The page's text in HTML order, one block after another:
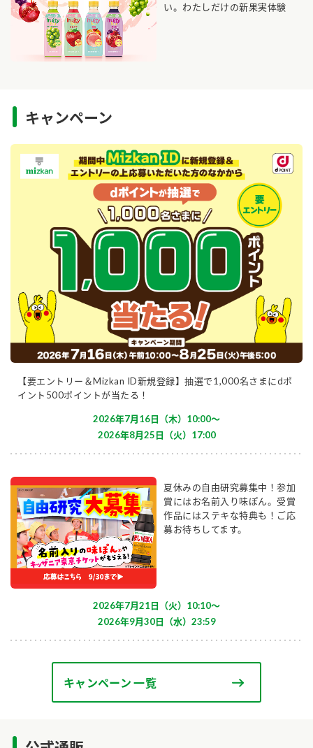
い。わたしだけの新果実体験
キャンペーン
【要エントリー＆Mizkan ID新規登録】抽選で1,000名さまにdポ
イント500ポイントが当たる！
2026年7月16日（木）10:00〜
2026年8月25日（火）17:00
夏休みの自由研究募集中！参加
賞にはお名前入り味ぽん。受賞
作品にはステキな特典も！ご応
募お待ちしてます。
2026年7月21日（火）10:10〜
2026年9月30日（水）23:59
キャンペーン 一覧